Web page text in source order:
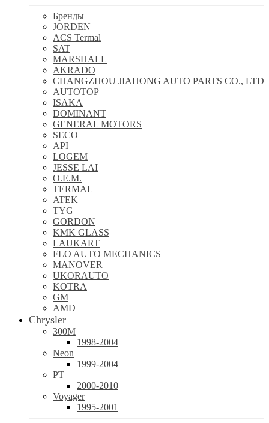
Бренды
JORDEN
ACS Termal
SAT
MARSHALL
AKRADO
CHANGZHOU JIAHONG AUTO PARTS CO., LTD
AUTOTOP
ISAKA
DOMINANT
GENERAL MOTORS
SECO
API
LOGEM
JESSE LAI
O.E.M.
TERMAL
ATEK
TYG
GORDON
KMK GLASS
LAUKART
FLO AUTO MECHANICS
MANOVER
UKORAUTO
KOTRA
GM
AMD
Chrysler
300M
1998-2004
Neon
1999-2004
PT
2000-2010
Voyager
1995-2001